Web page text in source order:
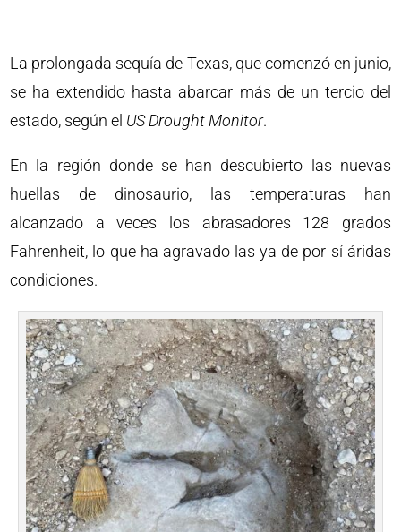
La prolongada sequía de Texas, que comenzó en junio,
se ha extendido hasta abarcar más de un tercio del
estado, según el US Drought Monitor.
En la región donde se han descubierto las nuevas
huellas de dinosaurio, las temperaturas han
alcanzado a veces los abrasadores 128 grados
Fahrenheit, lo que ha agravado las ya de por sí áridas
condiciones.